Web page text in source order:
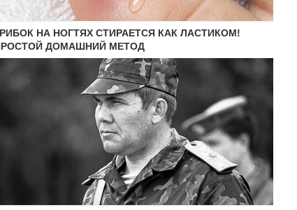
НА НОГТЯХ СТИРАЕТСЯ КАК ЛАСТИКОМ!
ДОМАШНИЙ МЕТОД